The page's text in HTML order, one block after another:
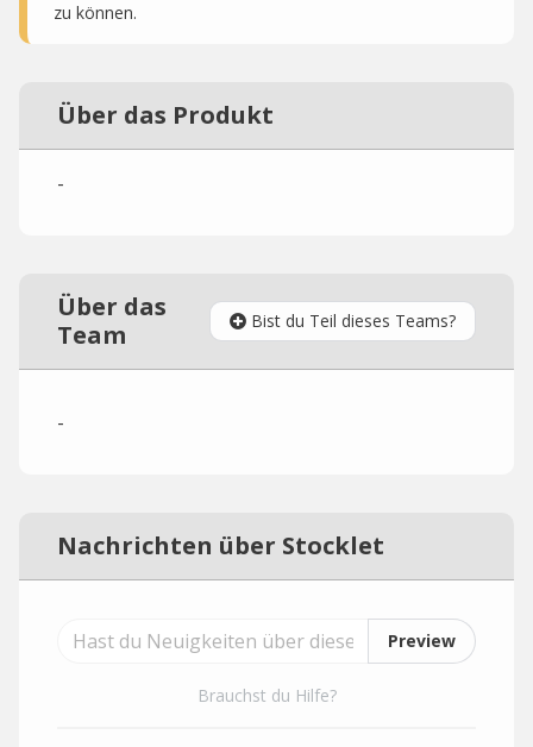
zu können.
Über das Produkt
-
Über das
Team
Bist du Teil dieses Teams?
-
Nachrichten über Stocklet
Preview
Brauchst du Hilfe?